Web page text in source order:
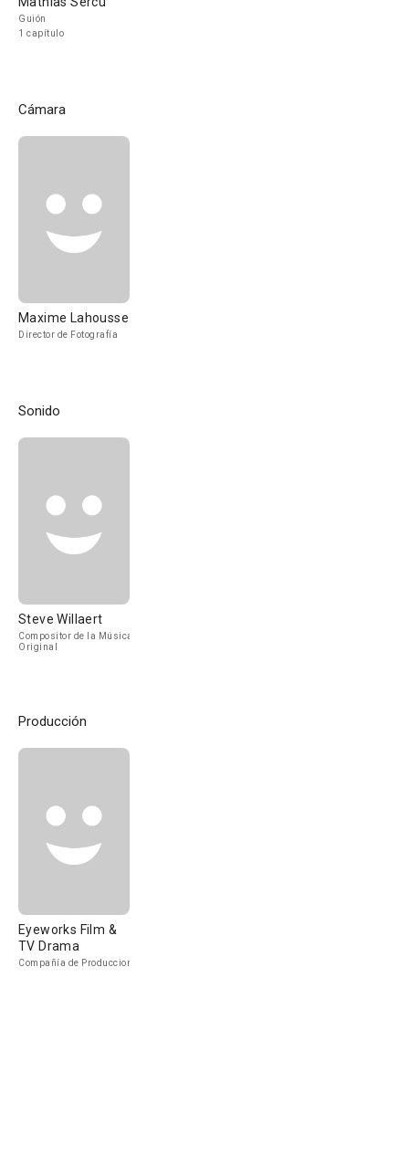
Guión
1 capítulo
Cámara
Maxime Lahousse
Director de Fotografía
Sonido
Steve Willaert
Compositor de la Música
Original
Producción
Eyeworks Film &
TV Drama
Compañía de Produccion